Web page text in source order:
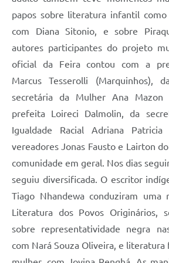
papos sobre literatura infantil
com Diana Sitonio, e sobre
autores participantes do projeto
oficial da Feira contou com a
Marcus Tesserolli (Marquinhos),
secretária da Mulher Ana Mazon
prefeita Loireci Dalmolin, da
Igualdade Racial Adriana
vereadores Jonas Fausto e Lairton
comunidade em geral. Nos dias
seguiu diversificada. O escritor
Tiago Nhandewa conduziram uma
Literatura dos Povos Originários,
sobre representatividade negra
com Nará Souza Oliveira, e literatura